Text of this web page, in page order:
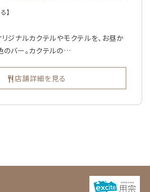
】
ジナルカクテルやモクテルを、お昼か
のバー。カクテルの…
店舗詳細を見る